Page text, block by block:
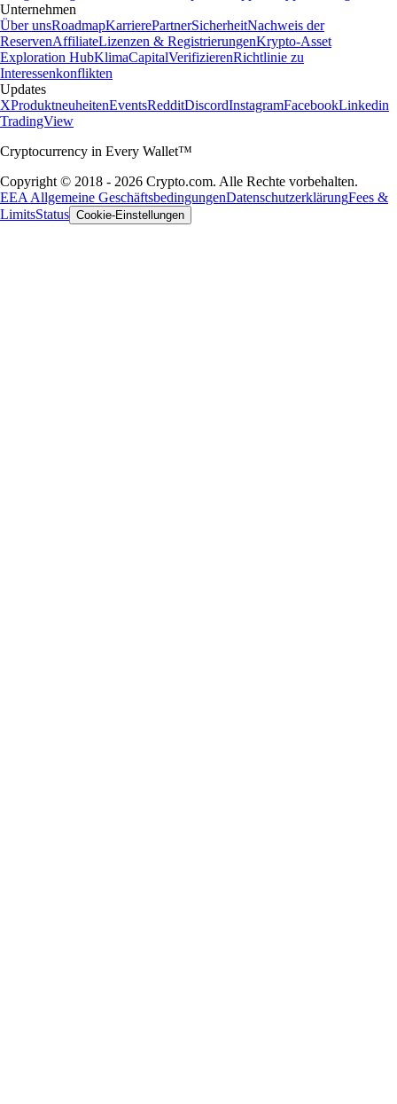
Unternehmen
Über unsRoadmapKarrierePartnerSicherheitNachweis der
ReservenAffiliateLizenzen & RegistrierungenKrypto-Asset
Exploration HubKlimaCapitalVerifizierenRichtlinie zu
Interessenkonflikten
Updates
XProduktneuheitenEventsRedditDiscordInstagramFacebookLinkedin
TradingView
Cryptocurrency in Every Wallet™
Copyright © 2018 - 2026 Crypto.com. Alle Rechte vorbehalten.
EEA Allgemeine GeschäftsbedingungenDatenschutzerklärungFees &
LimitsStatus Cookie-Einstellungen